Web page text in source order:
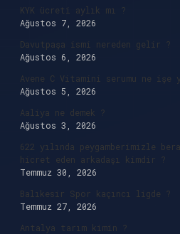
KYK ücreti aylık mı ?
Ağustos 7, 2026
Davutpaşa ismi nereden gelir ?
Ağustos 6, 2026
Avene C Vitamini serumu ne işe
Ağustos 5, 2026
Aaliya ne demek ?
Ağustos 3, 2026
622 yılında peygamberimizle
hicret eden arkadaşı kimdir ?
Temmuz 30, 2026
Balıkesir Spor kaçıncı ligde ?
Temmuz 27, 2026
Antalya tarım kimin ?